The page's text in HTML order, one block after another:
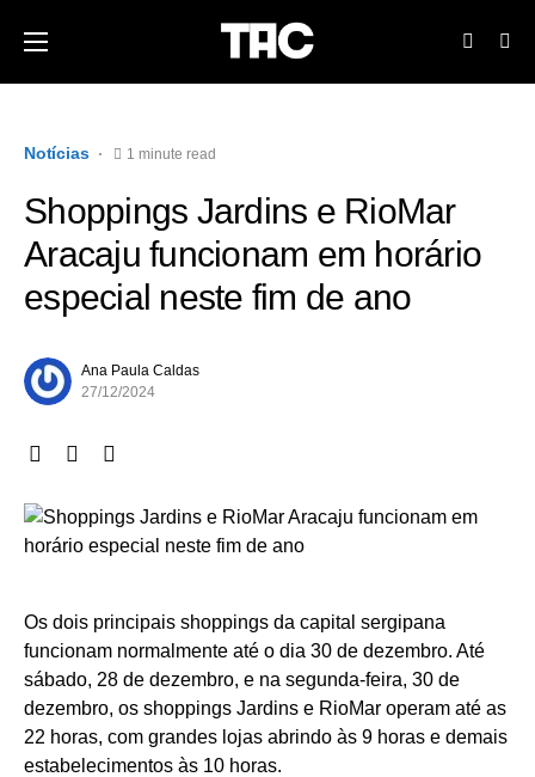
Notícias 1 minute read
Shoppings Jardins e RioMar
Aracaju funcionam em horário
especial neste fim de ano
Ana Paula Caldas
27/12/2024
Os dois principais shoppings da capital sergipana
funcionam normalmente até o dia 30 de dezembro. Até
sábado, 28 de dezembro, e na segunda-feira, 30 de
dezembro, os shoppings Jardins e RioMar operam até as
22 horas, com grandes lojas abrindo às 9 horas e demais
estabelecimentos às 10 horas.